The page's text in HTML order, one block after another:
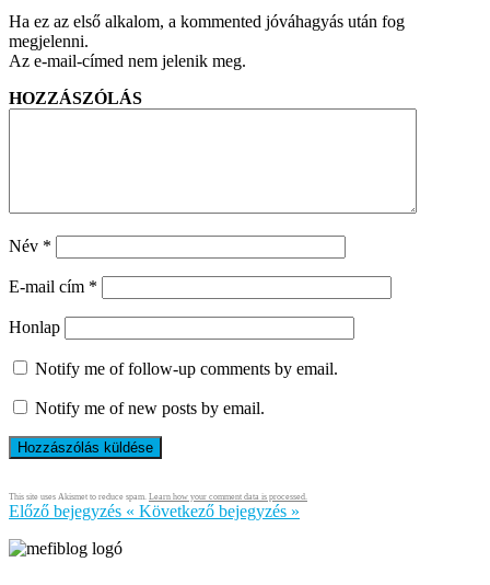
Ha ez az első alkalom, a kommented jóváhagyás után fog
megjelenni.
Az e-mail-címed nem jelenik meg.
HOZZÁSZÓLÁS
Név *
E-mail cím *
Honlap
Notify me of follow-up comments by email.
Notify me of new posts by email.
This site uses Akismet to reduce spam. Learn how your comment data is processed.
Előző bejegyzés « Következő bejegyzés »